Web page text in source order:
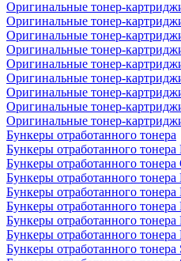
Оригинальные тонер-
Оригинальные тонер-
Оригинальные тонер-
Оригинальные тонер-
Оригинальные тонер-
Оригинальные тонер-
Оригинальные тонер-
Оригинальные тонер-
Оригинальные тонер-
Бункеры отработанного тонера
Бункеры отработанного тонера
Бункеры отработанного тонера
Бункеры отработанного тонера
Бункеры отработанного
Бункеры отработанного
Бункеры отработанного тонера
Бункеры отработанного тонера
Бункеры отработанного тонера